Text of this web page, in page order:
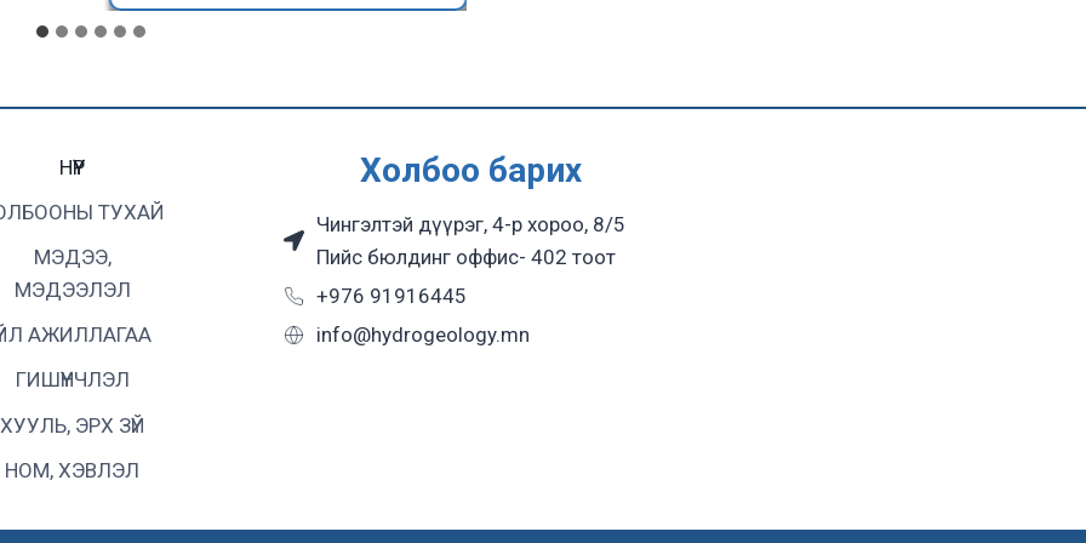
НҮҮР
ТУХАЙ
МЭДЭЭ,
МЭДЭЭЛЭЛ
АЖИЛЛАГАА
ГИШҮҮНЧЛЭЛ
ХУУЛЬ, ЭРХ ЗҮЙ
НОМ, ХЭВЛЭЛ
Холбоо барих
Чингэлтэй дүүрэг, 4-р хороо, 8/5
Пийс бюлдинг оффис- 402 тоот
+976 91916445
info@hydrogeology.mn